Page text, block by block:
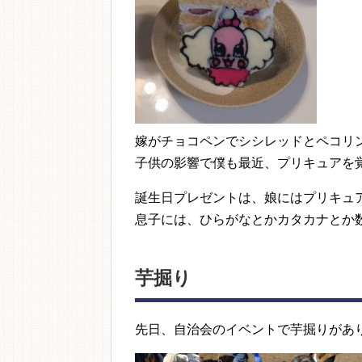
嫁がチョコペンでシシレッドとペコリ
子供の影響で僕も最近、プリキュアを
誕生日プレゼントは、娘にはプリキ
息子には、ひらがなとかカタカナとか
芋掘り
先日、自治会のイベントで芋掘りがあ